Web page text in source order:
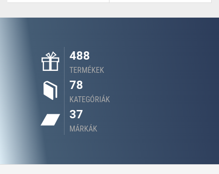
488
TERMÉKEK
78
KATEGÓRIÁK
37
MÁRKÁK